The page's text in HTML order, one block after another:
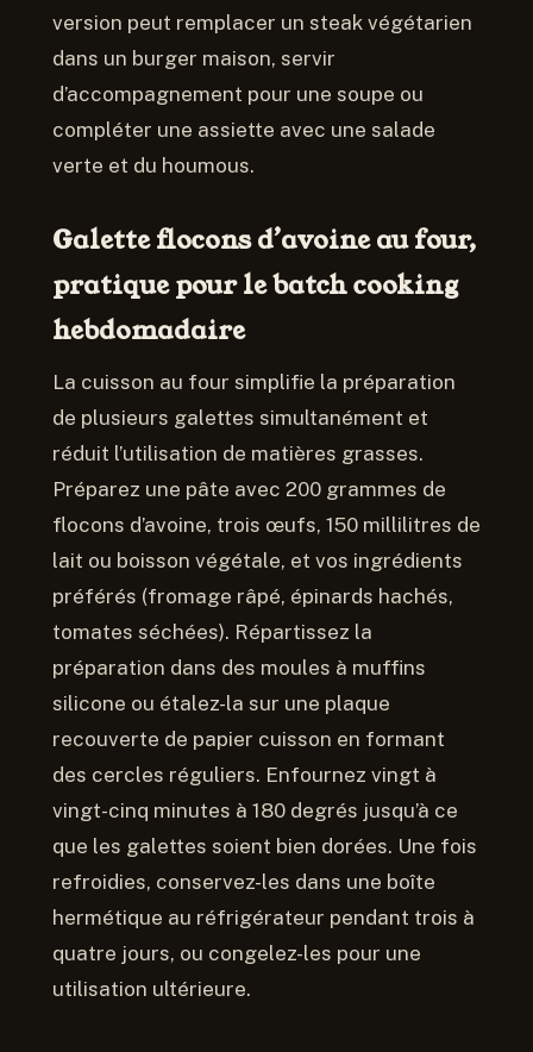
version peut remplacer un steak végétarien
dans un burger maison, servir
d’accompagnement pour une soupe ou
compléter une assiette avec une salade
verte et du houmous.
Galette flocons d’avoine au four,
pratique pour le batch cooking
hebdomadaire
La cuisson au four simplifie la préparation
de plusieurs galettes simultanément et
réduit l’utilisation de matières grasses.
Préparez une pâte avec 200 grammes de
flocons d’avoine, trois œufs, 150 millilitres de
lait ou boisson végétale, et vos ingrédients
préférés (fromage râpé, épinards hachés,
tomates séchées). Répartissez la
préparation dans des moules à muffins
silicone ou étalez-la sur une plaque
recouverte de papier cuisson en formant
des cercles réguliers. Enfournez vingt à
vingt-cinq minutes à 180 degrés jusqu’à ce
que les galettes soient bien dorées. Une fois
refroidies, conservez-les dans une boîte
hermétique au réfrigérateur pendant trois à
quatre jours, ou congelez-les pour une
utilisation ultérieure.